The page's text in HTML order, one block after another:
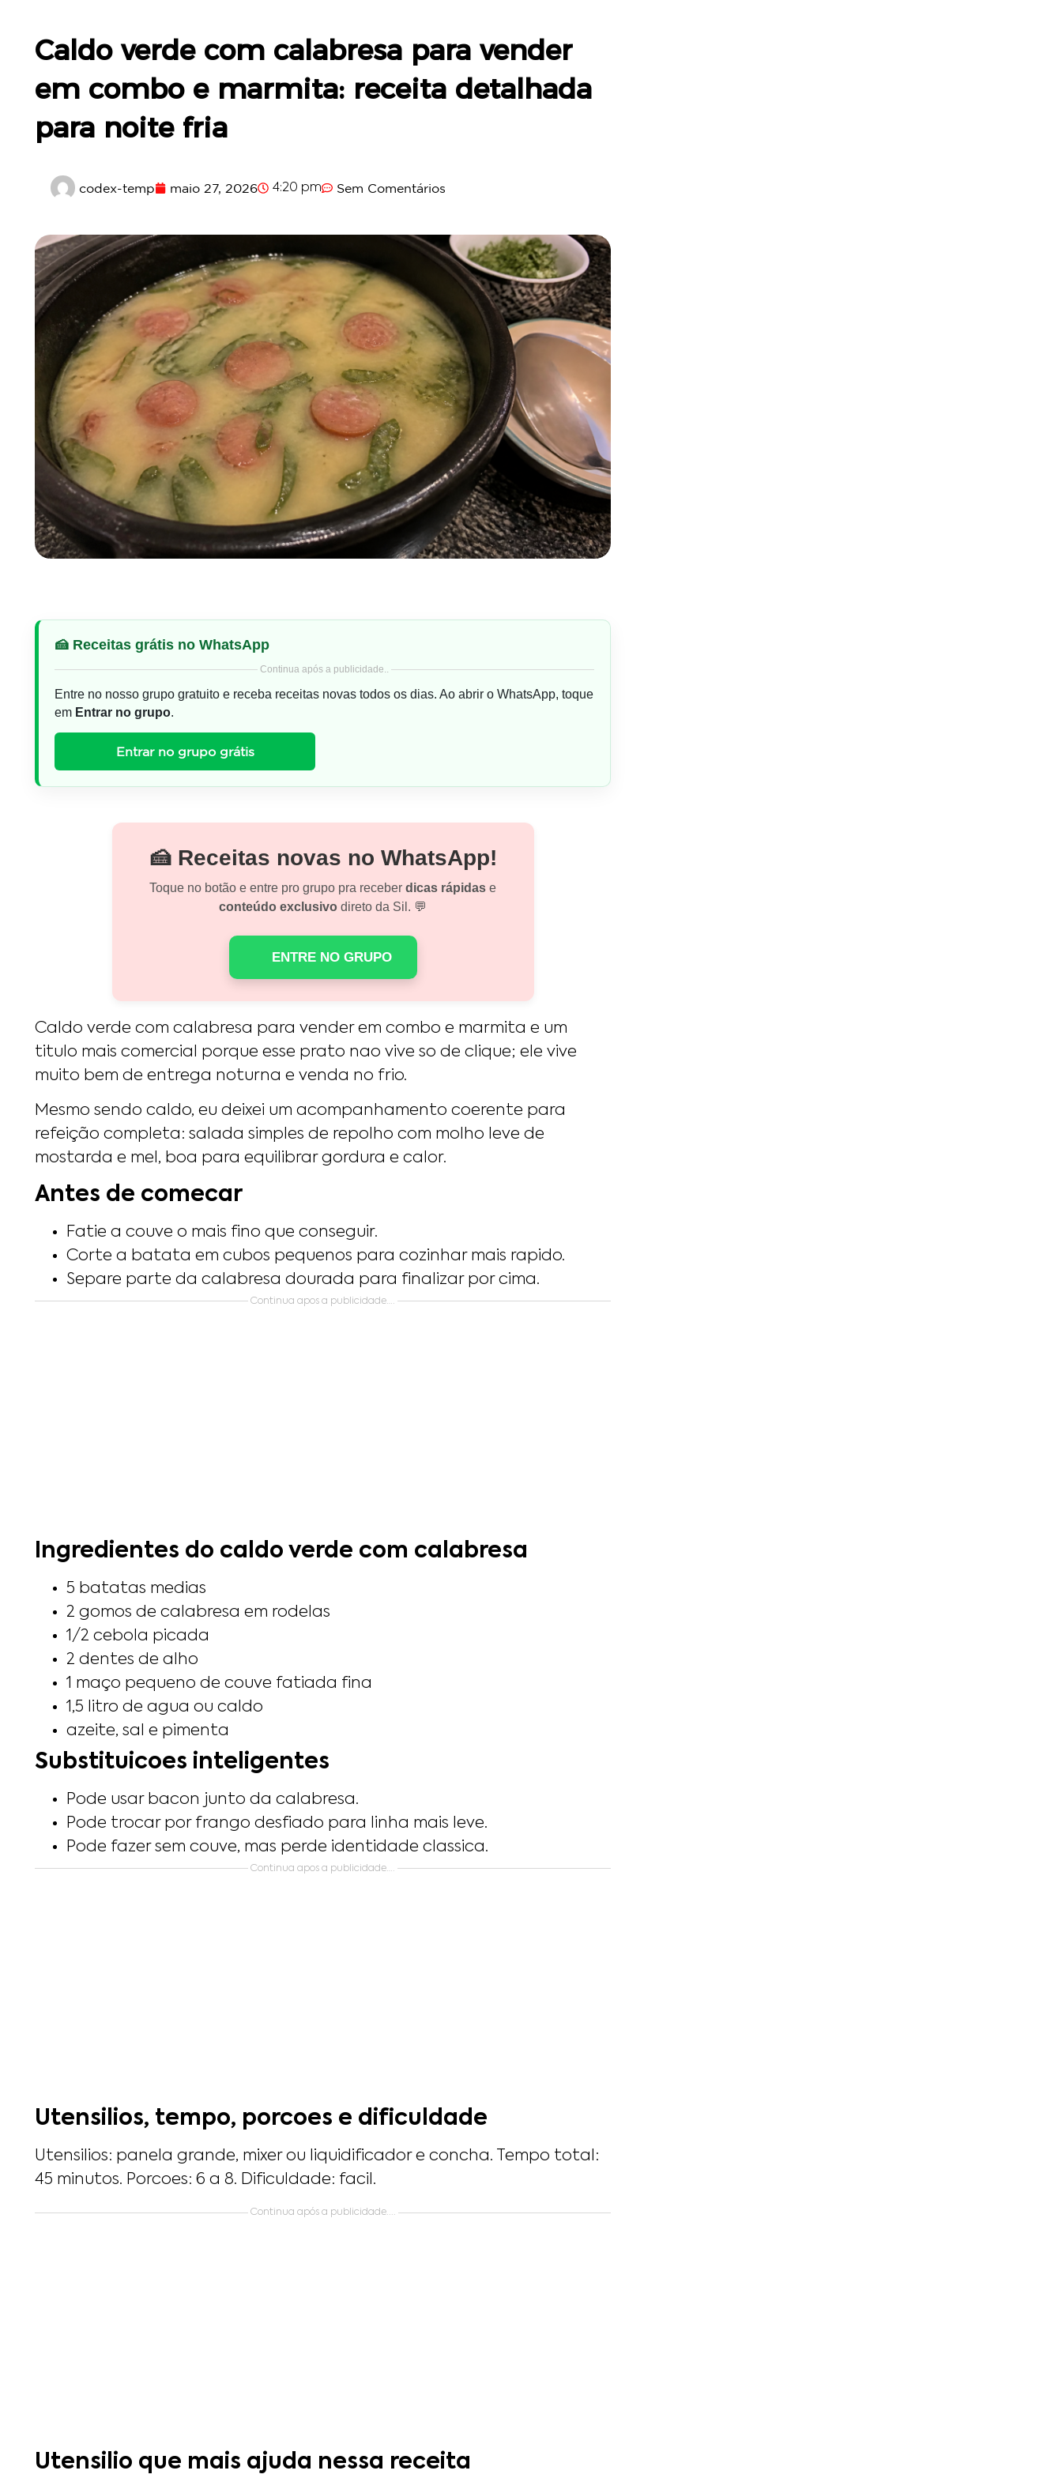
Caldo verde com calabresa para vender
em combo e marmita: receita detalhada
para noite fria
codex-temp maio 27, 2026 4:20 pm Sem Comentários
🍰 Receitas grátis no WhatsApp
Continua após a publicidade..
Entre no nosso grupo gratuito e receba receitas novas todos os dias. Ao abrir o WhatsApp, toque
em Entrar no grupo.
Entrar no grupo grátis
🍰 Receitas novas no WhatsApp!
Toque no botão e entre pro grupo pra receber dicas rápidas e
conteúdo exclusivo direto da Sil. 💬
ENTRE NO GRUPO
Caldo verde com calabresa para vender em combo e marmita e um
titulo mais comercial porque esse prato nao vive so de clique; ele vive
muito bem de entrega noturna e venda no frio.
Mesmo sendo caldo, eu deixei um acompanhamento coerente para
refeição completa: salada simples de repolho com molho leve de
mostarda e mel, boa para equilibrar gordura e calor.
Antes de comecar
Fatie a couve o mais fino que conseguir.
Corte a batata em cubos pequenos para cozinhar mais rapido.
Separe parte da calabresa dourada para finalizar por cima.
Continua apos a publicidade….
Ingredientes do caldo verde com calabresa
5 batatas medias
2 gomos de calabresa em rodelas
1/2 cebola picada
2 dentes de alho
1 maço pequeno de couve fatiada fina
1,5 litro de agua ou caldo
azeite, sal e pimenta
Substituicoes inteligentes
Pode usar bacon junto da calabresa.
Pode trocar por frango desfiado para linha mais leve.
Pode fazer sem couve, mas perde identidade classica.
Continua apos a publicidade….
Utensilios, tempo, porcoes e dificuldade
Utensilios: panela grande, mixer ou liquidificador e concha. Tempo total:
45 minutos. Porcoes: 6 a 8. Dificuldade: facil.
Continua após a publicidade....
Utensilio que mais ajuda nessa receita